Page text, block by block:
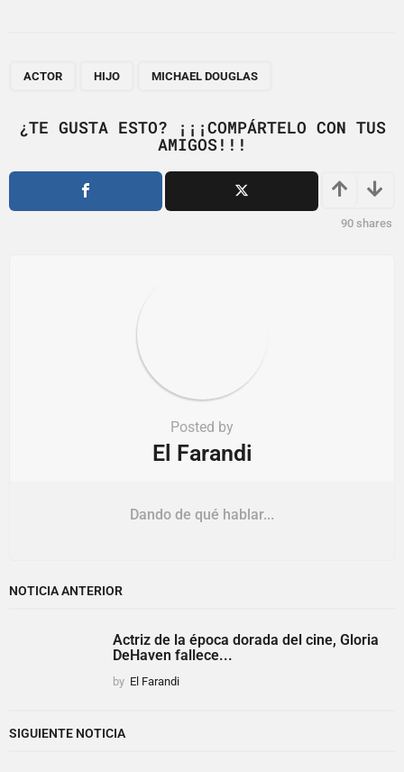
a
i
ACTOR HIJO MICHAEL DOUGLAS
¿TE GUSTA ESTO? ¡¡¡COMPÁRTELO CON TUS
AMIGOS!!!
90 shares
Posted by
El Farandi
Dando de qué hablar...
NOTICIA ANTERIOR
Actriz de la época dorada del cine, Gloria
DeHaven fallece...
by El Farandi
SIGUIENTE NOTICIA